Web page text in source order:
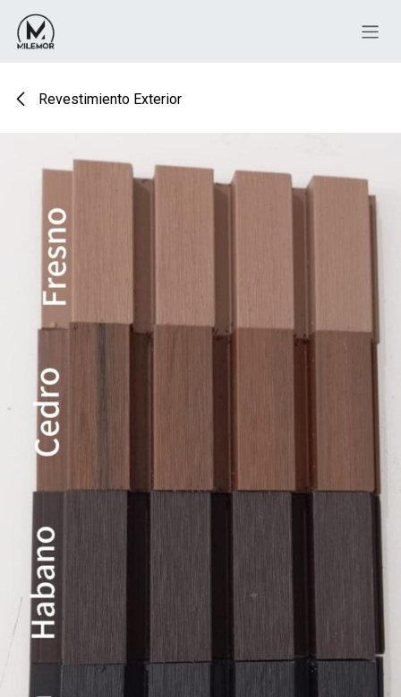
Ir al contenido
Revestimiento Exterior